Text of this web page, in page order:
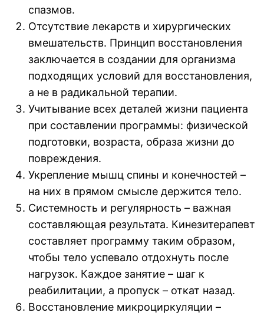
спазмов.
Отсутствие лекарств и хирургических
вмешательств. Принцип восстановления
заключается в создании для организма
подходящих условий для восстановления,
а не в радикальной терапии.
Учитывание всех деталей жизни пациента
при составлении программы: физической
подготовки, возраста, образа жизни до
повреждения.
Укрепление мышц спины и конечностей –
на них в прямом смысле держится тело.
Системность и регулярность – важная
составляющая результата. Кинезитерапевт
составляет программу таким образом,
чтобы тело успевало отдохнуть после
нагрузок. Каждое занятие – шаг к
реабилитации, а пропуск – откат назад.
Восстановление микроциркуляции –